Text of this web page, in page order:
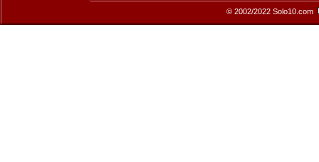
© 2002/2022 Solo10.com